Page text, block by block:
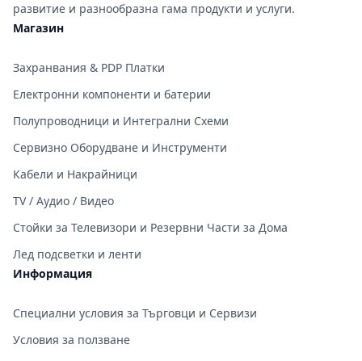
развитие и разнообразна гама продукти и услуги.
Магазин
Захранвания & PDP Платки
Електронни компоненти и батерии
Полупроводници и Интегрални Схеми
Сервизно Оборудване и Инструменти
Кабели и Накрайници
TV / Аудио / Видео
Стойки за Телевизори и Резервни Части за Дома
Лед подсветки и ленти
Информация
Специални условия за Търговци и Сервизи
Условия за ползване